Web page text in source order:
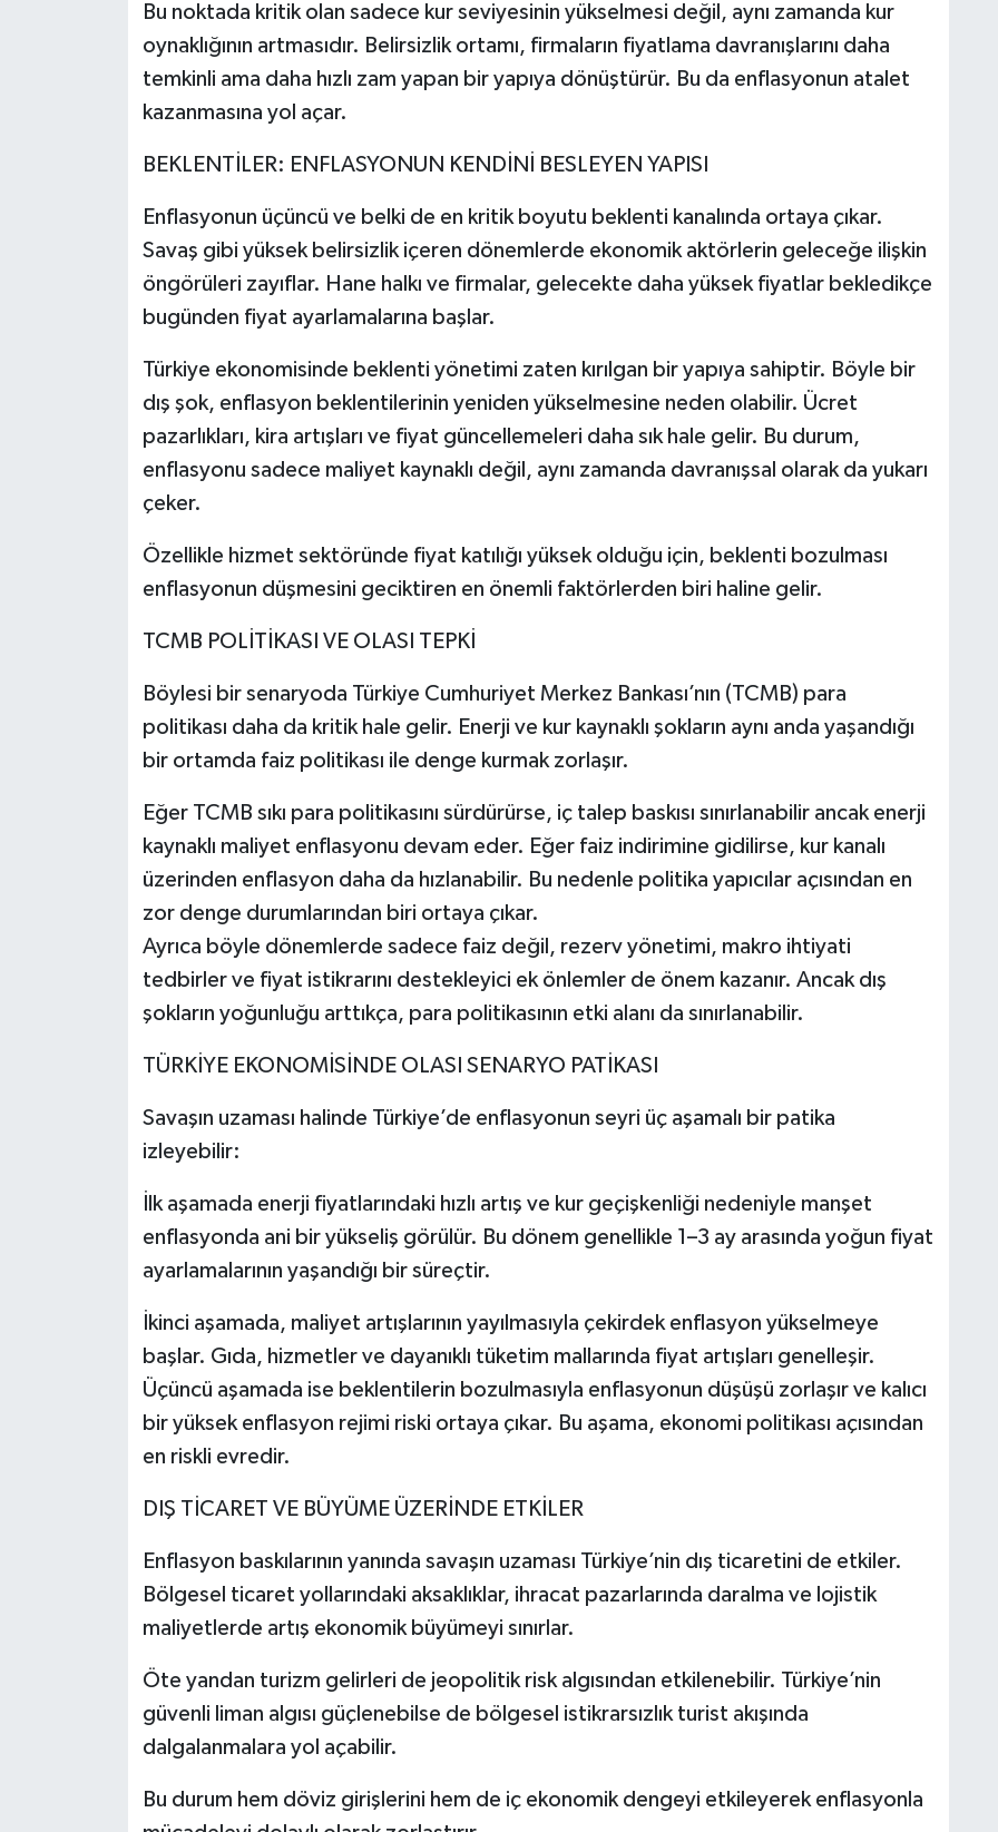
Bu noktada kritik olan sadece kur seviyesinin yükselmesi değil, aynı zamanda kur
oynaklığının artmasıdır. Belirsizlik ortamı, firmaların fiyatlama davranışlarını daha
temkinli ama daha hızlı zam yapan bir yapıya dönüştürür. Bu da enflasyonun atalet
kazanmasına yol açar.
BEKLENTİLER: ENFLASYONUN KENDİNİ BESLEYEN YAPISI
Enflasyonun üçüncü ve belki de en kritik boyutu beklenti kanalında ortaya çıkar.
Savaş gibi yüksek belirsizlik içeren dönemlerde ekonomik aktörlerin geleceğe ilişkin
öngörüleri zayıflar. Hane halkı ve firmalar, gelecekte daha yüksek fiyatlar bekledikçe
bugünden fiyat ayarlamalarına başlar.
Türkiye ekonomisinde beklenti yönetimi zaten kırılgan bir yapıya sahiptir. Böyle bir
dış şok, enflasyon beklentilerinin yeniden yükselmesine neden olabilir. Ücret
pazarlıkları, kira artışları ve fiyat güncellemeleri daha sık hale gelir. Bu durum,
enflasyonu sadece maliyet kaynaklı değil, aynı zamanda davranışsal olarak da yukarı
çeker.
Özellikle hizmet sektöründe fiyat katılığı yüksek olduğu için, beklenti bozulması
enflasyonun düşmesini geciktiren en önemli faktörlerden biri haline gelir.
TCMB POLİTİKASI VE OLASI TEPKİ
Böylesi bir senaryoda Türkiye Cumhuriyet Merkez Bankası’nın (TCMB) para
politikası daha da kritik hale gelir. Enerji ve kur kaynaklı şokların aynı anda yaşandığı
bir ortamda faiz politikası ile denge kurmak zorlaşır.
Eğer TCMB sıkı para politikasını sürdürürse, iç talep baskısı sınırlanabilir ancak enerji
kaynaklı maliyet enflasyonu devam eder. Eğer faiz indirimine gidilirse, kur kanalı
üzerinden enflasyon daha da hızlanabilir. Bu nedenle politika yapıcılar açısından en
zor denge durumlarından biri ortaya çıkar.
Ayrıca böyle dönemlerde sadece faiz değil, rezerv yönetimi, makro ihtiyati
tedbirler ve fiyat istikrarını destekleyici ek önlemler de önem kazanır. Ancak dış
şokların yoğunluğu arttıkça, para politikasının etki alanı da sınırlanabilir.
TÜRKİYE EKONOMİSİNDE OLASI SENARYO PATİKASI
Savaşın uzaması halinde Türkiye’de enflasyonun seyri üç aşamalı bir patika
izleyebilir:
İlk aşamada enerji fiyatlarındaki hızlı artış ve kur geçişkenliği nedeniyle manşet
enflasyonda ani bir yükseliş görülür. Bu dönem genellikle 1–3 ay arasında yoğun fiyat
ayarlamalarının yaşandığı bir süreçtir.
İkinci aşamada, maliyet artışlarının yayılmasıyla çekirdek enflasyon yükselmeye
başlar. Gıda, hizmetler ve dayanıklı tüketim mallarında fiyat artışları genelleşir.
Üçüncü aşamada ise beklentilerin bozulmasıyla enflasyonun düşüşü zorlaşır ve kalıcı
bir yüksek enflasyon rejimi riski ortaya çıkar. Bu aşama, ekonomi politikası açısından
en riskli evredir.
DIŞ TİCARET VE BÜYÜME ÜZERİNDE ETKİLER
Enflasyon baskılarının yanında savaşın uzaması Türkiye’nin dış ticaretini de etkiler.
Bölgesel ticaret yollarındaki aksaklıklar, ihracat pazarlarında daralma ve lojistik
maliyetlerde artış ekonomik büyümeyi sınırlar.
Öte yandan turizm gelirleri de jeopolitik risk algısından etkilenebilir. Türkiye’nin
güvenli liman algısı güçlenebilse de bölgesel istikrarsızlık turist akışında
dalgalanmalara yol açabilir.
Bu durum hem döviz girişlerini hem de iç ekonomik dengeyi etkileyerek enflasyonla